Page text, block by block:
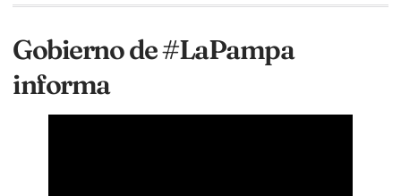
Gobierno de #LaPampa
informa